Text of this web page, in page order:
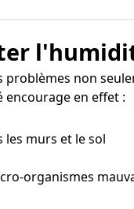
problèmes non
encourage en effet :
murs et le sol
organismes